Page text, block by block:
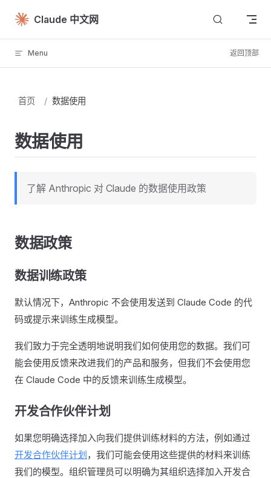
Skip to content
Claude 中文网
Menu 返回顶部
首页 / 数据使用
数据使用
了解 Anthropic 对 Claude 的数据使用政策
数据政策
数据训练政策
默认情况下，Anthropic 不会使用发送到 Claude Code 的代
码或提示来训练生成模型。
我们致力于完全透明地说明我们如何使用您的数据。我们可
能会使用反馈来改进我们的产品和服务，但我们不会使用您
在 Claude Code 中的反馈来训练生成模型。
开发合作伙伴计划
如果您明确选择加入向我们提供训练材料的方法，例如通过
开发合作伙伴计划，我们可能会使用这些提供的材料来训练
我们的模型。组织管理员可以明确为其组织选择加入开发合